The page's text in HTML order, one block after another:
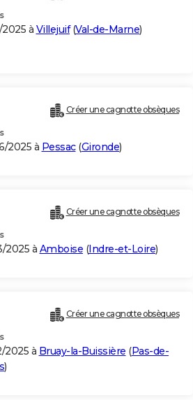
2025 à Villejuif(Val-de-Marne)
Créer une cagnotte obsèques
2025 à Pessac(Gironde)
Créer une cagnotte obsèques
2025 à Amboise (Indre-et-Loire)
Créer une cagnotte obsèques
2025 à Bruay-la-Buissière (Pas-de-
)